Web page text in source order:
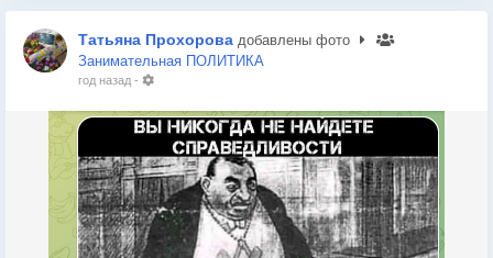
Татьяна Прохорова добавлены фото
Занимательная ПОЛИТИКА
год назад -